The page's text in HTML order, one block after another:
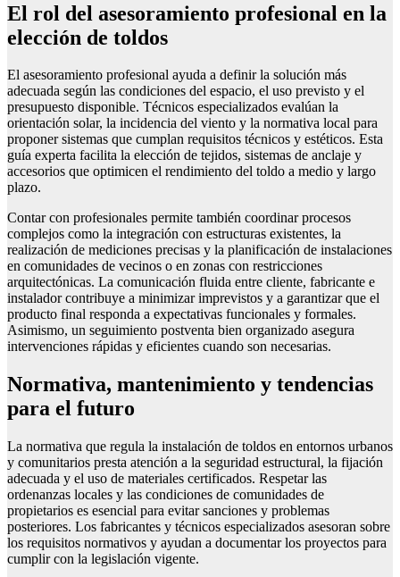
El rol del asesoramiento profesional en la
elección de toldos
El asesoramiento profesional ayuda a definir la solución más
adecuada según las condiciones del espacio, el uso previsto y el
presupuesto disponible. Técnicos especializados evalúan la
orientación solar, la incidencia del viento y la normativa local para
proponer sistemas que cumplan requisitos técnicos y estéticos. Esta
guía experta facilita la elección de tejidos, sistemas de anclaje y
accesorios que optimicen el rendimiento del toldo a medio y largo
plazo.
Contar con profesionales permite también coordinar procesos
complejos como la integración con estructuras existentes, la
realización de mediciones precisas y la planificación de instalaciones
en comunidades de vecinos o en zonas con restricciones
arquitectónicas. La comunicación fluida entre cliente, fabricante e
instalador contribuye a minimizar imprevistos y a garantizar que el
producto final responda a expectativas funcionales y formales.
Asimismo, un seguimiento postventa bien organizado asegura
intervenciones rápidas y eficientes cuando son necesarias.
Normativa, mantenimiento y tendencias
para el futuro
La normativa que regula la instalación de toldos en entornos urbanos
y comunitarios presta atención a la seguridad estructural, la fijación
adecuada y el uso de materiales certificados. Respetar las
ordenanzas locales y las condiciones de comunidades de
propietarios es esencial para evitar sanciones y problemas
posteriores. Los fabricantes y técnicos especializados asesoran sobre
los requisitos normativos y ayudan a documentar los proyectos para
cumplir con la legislación vigente.